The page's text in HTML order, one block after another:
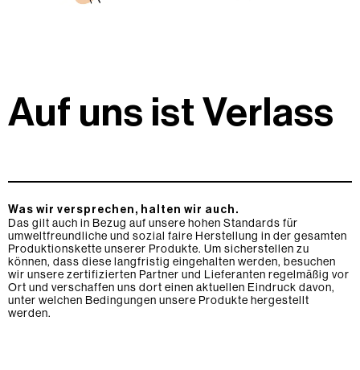
Auf uns ist Verlass
Was wir versprechen, halten wir auch.
Das gilt auch in Bezug auf unsere hohen Standards für
umweltfreundliche und sozial faire Herstellung in der gesamten
Produktionskette unserer Produkte. Um sicherstellen zu
können, dass diese langfristig eingehalten werden, besuchen
wir unsere zertifizierten Partner und Lieferanten regelmäßig vor
Ort und verschaffen uns dort einen aktuellen Eindruck davon,
unter welchen Bedingungen unsere Produkte hergestellt
werden.